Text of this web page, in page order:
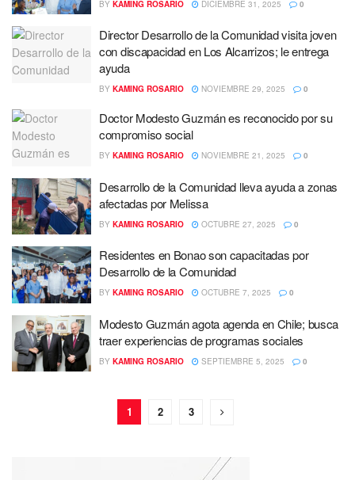
BY KAMING ROSARIO DICIEMBRE 31, 2025 0
Director Desarrollo de la Comunidad visita joven
con discapacidad en Los Alcarrizos; le entrega
ayuda
BY KAMING ROSARIO NOVIEMBRE 29, 2025 0
Doctor Modesto Guzmán es reconocido por su
compromiso social
BY KAMING ROSARIO NOVIEMBRE 21, 2025 0
Desarrollo de la Comunidad lleva ayuda a zonas
afectadas por Melissa
BY KAMING ROSARIO OCTUBRE 27, 2025 0
Residentes en Bonao son capacitadas por
Desarrollo de la Comunidad
BY KAMING ROSARIO OCTUBRE 7, 2025 0
Modesto Guzmán agota agenda en Chile; busca
traer experiencias de programas sociales
BY KAMING ROSARIO SEPTIEMBRE 5, 2025 0
1 2 3